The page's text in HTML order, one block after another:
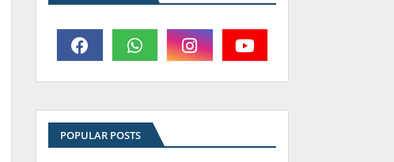
POPULAR POSTS